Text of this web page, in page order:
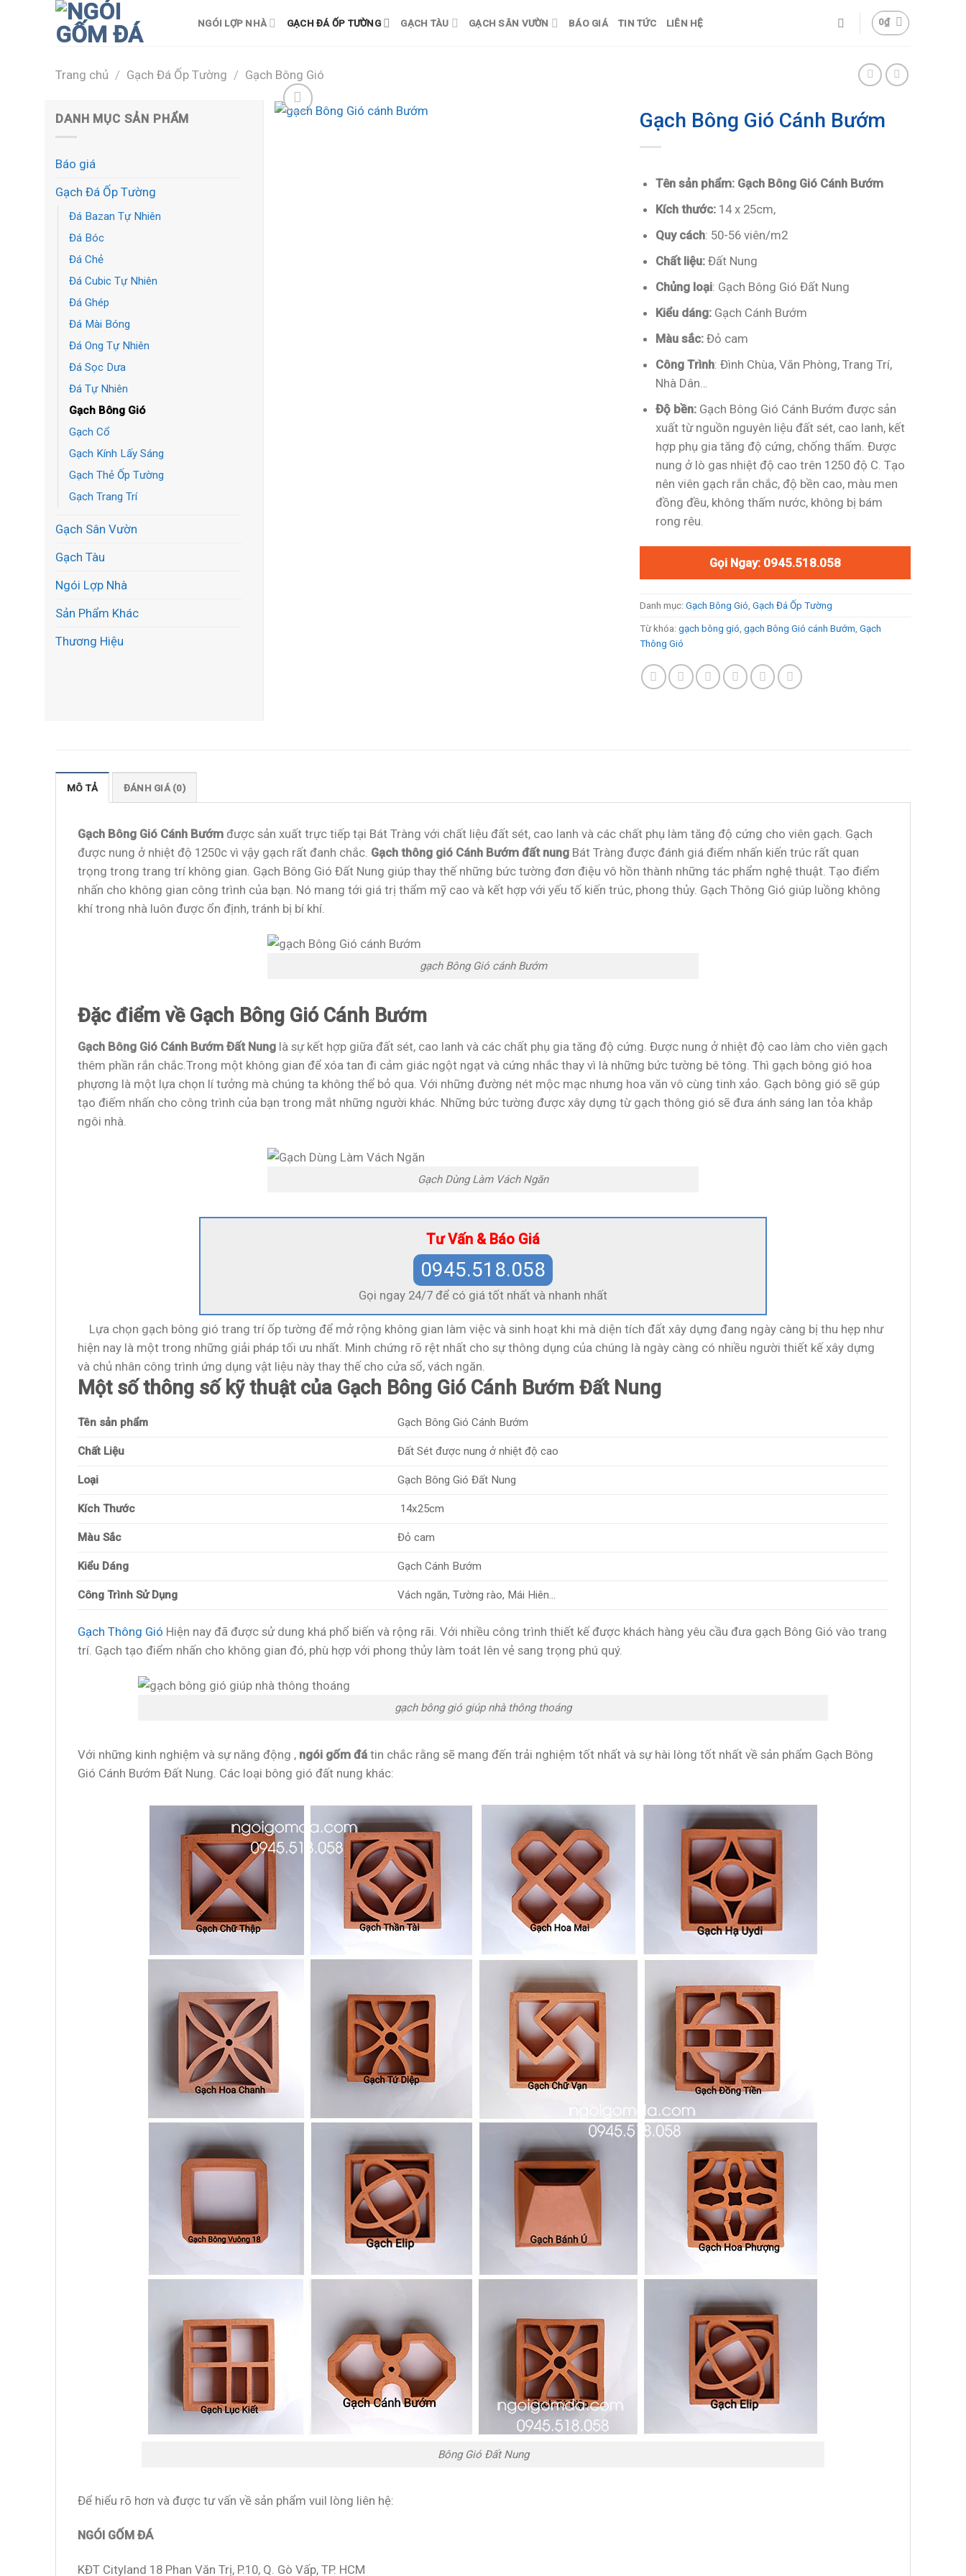
NGÓI LỢP NHÀ GẠCH ĐÁ ỐP TƯỜNG GẠCH TÀU GẠCH SÂN VƯỜN BÁO GIÁ TIN TỨC LIÊN HỆ 0₫
Trang chủ / Gạch Đá Ốp Tường / Gạch Bông Gió
Gạch Bông Gió Cánh Bướm
Tên sản phẩm: Gạch Bông Gió Cánh Bướm
Kích thước: 14 x 25cm,
Quy cách: 50-56 viên/m2
Chất liệu:Đất Nung
Chủng loại: Gạch Bông Gió Đất Nung
Kiểu dáng: Gạch Cánh Bướm
Màu sắc:Đỏ cam
Công Trình: Đình Chùa, Văn Phòng, Trang Trí,
Nhà Dân…
Độ bền: Gạch Bông Gió Cánh Bướm được sản
xuất từ nguồn nguyên liệu đất sét, cao lanh, kết
hợp phụ gia tăng độ cứng, chống thấm. Được
nung ở lò gas nhiệt độ cao trên 1250 độ C. Tạo
nên viên gạch rắn chắc, độ bền cao, màu men
đồng đều, không thấm nước, không bị bám
rong rêu.
Gọi Ngay: 0945.518.058
Danh mục:Gạch Bông Gió,Gạch Đá Ốp Tường
Từ khóa:gạch bông gió,gạch Bông Gió cánh Bướm,Gạch
Thông Gió
DANH MỤC SẢN PHẨM
Báo giá
Gạch Đá Ốp Tường
Đá Bazan Tự Nhiên
Đá Bóc
Đá Chẻ
Đá Cubic Tự Nhiên
Đá Ghép
Đá Mài Bóng
Đá Ong Tự Nhiên
Đá Sọc Dưa
Đá Tự Nhiên
Gạch Bông Gió
Gạch Cổ
Gạch Kính Lấy Sáng
Gạch Thẻ Ốp Tường
Gạch Trang Trí
Gạch Sân Vườn
Gạch Tàu
Ngói Lợp Nhà
Sản Phẩm Khác
Thương Hiệu
MÔ TẢ ĐÁNH GIÁ (0)
Gạch Bông Gió Cánh Bướm được sản xuất trực tiếp tại Bát Tràng với chất liệu đất sét, cao lanh và các chất phụ làm tăng độ cứng cho viên gạch. Gạch
được nung ở nhiệt độ 1250c vì vậy gạch rất đanh chắc. Gạch thông gió Cánh Bướm đất nung Bát Tràng được đánh giá điểm nhấn kiến trúc rất quan
trọng trong trang trí không gian. Gạch Bông Gió Đất Nung giúp thay thế những bức tường đơn điệu vô hồn thành những tác phẩm nghệ thuật. Tạo điểm
nhấn cho không gian công trình của bạn. Nó mang tới giá trị thẩm mỹ cao và kết hợp với yếu tố kiến trúc, phong thủy. Gạch Thông Gió giúp luồng không
khí trong nhà luôn được ổn định, tránh bị bí khí.
gạch Bông Gió cánh Bướm
Đặc điểm về Gạch Bông Gió Cánh Bướm
Gạch Bông Gió Cánh Bướm Đất Nung là sự kết hợp giữa đất sét, cao lanh và các chất phụ gia tăng độ cứng. Được nung ở nhiệt độ cao làm cho viên gạch
thêm phần rắn chắc.Trong một không gian để xóa tan đi cảm giác ngột ngạt và cứng nhắc thay vì là những bức tường bê tông. Thì gạch bông gió hoa
phựơng là một lựa chọn lí tưởng mà chúng ta không thể bỏ qua. Với những đường nét mộc mạc nhưng hoa văn vô cùng tinh xảo. Gạch bông gió sẽ gúp
tạo điếm nhấn cho công trình của bạn trong mắt những người khác. Những bức tường được xây dựng từ gạch thông gió sẽ đưa ánh sáng lan tỏa khắp
ngôi nhà.
Gạch Dùng Làm Vách Ngăn
Tư Vấn & Báo Giá
0945.518.058
Gọi ngay 24/7 để có giá tốt nhất và nhanh nhất
Lựa chọn gạch bông gió trang trí ốp tường để mở rộng không gian làm việc và sinh hoạt khi mà diện tích đất xây dựng đang ngày càng bị thu hẹp như
hiện nay là một trong những giải pháp tối ưu nhất. Minh chứng rõ rệt nhất cho sự thông dụng của chúng là ngày càng có nhiều người thiết kế xây dựng
và chủ nhân công trình ứng dụng vật liệu này thay thế cho cửa sổ, vách ngăn.
Một số thông số kỹ thuật của Gạch Bông Gió Cánh Bướm Đất Nung
Tên sản phẩm Gạch Bông Gió Cánh Bướm
Chất Liệu Đất Sét được nung ở nhiệt độ cao
Loại Gạch Bông Gió Đất Nung
Kích Thước 14x25cm
Màu Sắc Đỏ cam
Kiểu Dáng Gạch Cánh Bướm
Công Trình Sử Dụng Vách ngăn, Tường rào, Mái Hiên…
Gạch Thông Gió Hiện nay đã được sử dung khá phổ biến và rộng rãi. Với nhiều công trình thiết kế được khách hàng yêu cầu đưa gạch Bông Gió vào trang
trí. Gạch tạo điểm nhấn cho không gian đó, phù hợp với phong thủy làm toát lên vẻ sang trọng phú quý.
gạch bông gió giúp nhà thông thoáng
Với những kinh nghiệm và sự năng động , ngói gốm đá tin chắc rằng sẽ mang đến trải nghiệm tốt nhất và sự hài lòng tốt nhất về sản phẩm Gạch Bông
Gió Cánh Bướm Đất Nung. Các loại bông gió đất nung khác:
Bông Gió Đất Nung
Để hiểu rõ hơn và được tư vấn về sản phẩm vuil lòng liên hệ:
NGÓI GỐM ĐÁ
KĐT Cityland 18 Phan Văn Trị, P.10, Q. Gò Vấp, TP. HCM